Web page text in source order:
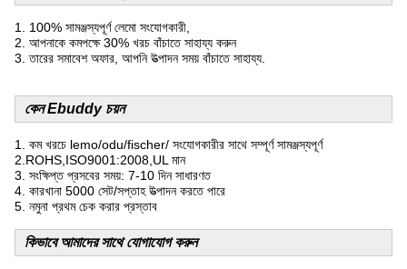
1. 100% সামঞ্জস্যপূর্ণ লেমো সংযোগকারী,
2. আপনাকে কমপক্ষে 30% খরচ বাঁচাতে সাহায্য করুন
3. তারের সমাবেশ অফার, আপনি উত্পাদন সময় বাঁচাতে সাহায্য.
কেন Ebuddy চয়ন
1. কম খরচে lemo/odu/fischer/ সংযোগকারীর সাথে সম্পূর্ণ সামঞ্জস্যপূর্ণ
2.ROHS,ISO9001:2008,UL মান
3. সংক্ষিপ্ত প্রসবের সময়: 7-10 দিন সাধারণত
4. কারখানা 5000 সেট/সপ্তাহ উত্পাদন করতে পারে
5. নমুনা প্রথম চেক করার প্রস্তাব
কিভাবে আমাদের সাথে যোগাযোগ করুন